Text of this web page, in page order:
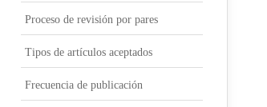
Proceso de revisión por pares
Tipos de artículos aceptados
Frecuencia de publicación